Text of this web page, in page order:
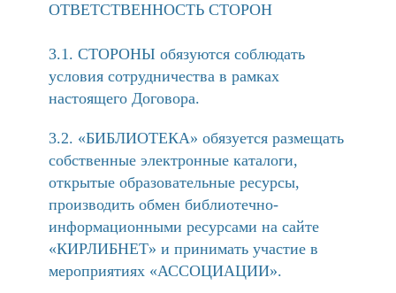
ОТВЕТСТВЕННОСТЬ СТОРОН
3.1. СТОРОНЫ обязуются соблюдать
условия сотрудничества в рамках
настоящего Договора.
3.2. «БИБЛИОТЕКА» обязуется размещать
собственные электронные каталоги,
открытые образовательные ресурсы,
производить обмен библиотечно-
информационными ресурсами на сайте
«КИРЛИБНЕТ» и принимать участие в
мероприятиях «АССОЦИАЦИИ».